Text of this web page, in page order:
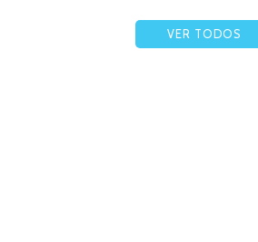
VER TODOS